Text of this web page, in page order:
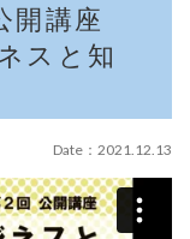
開講座
スと知
Date：2021.12.13